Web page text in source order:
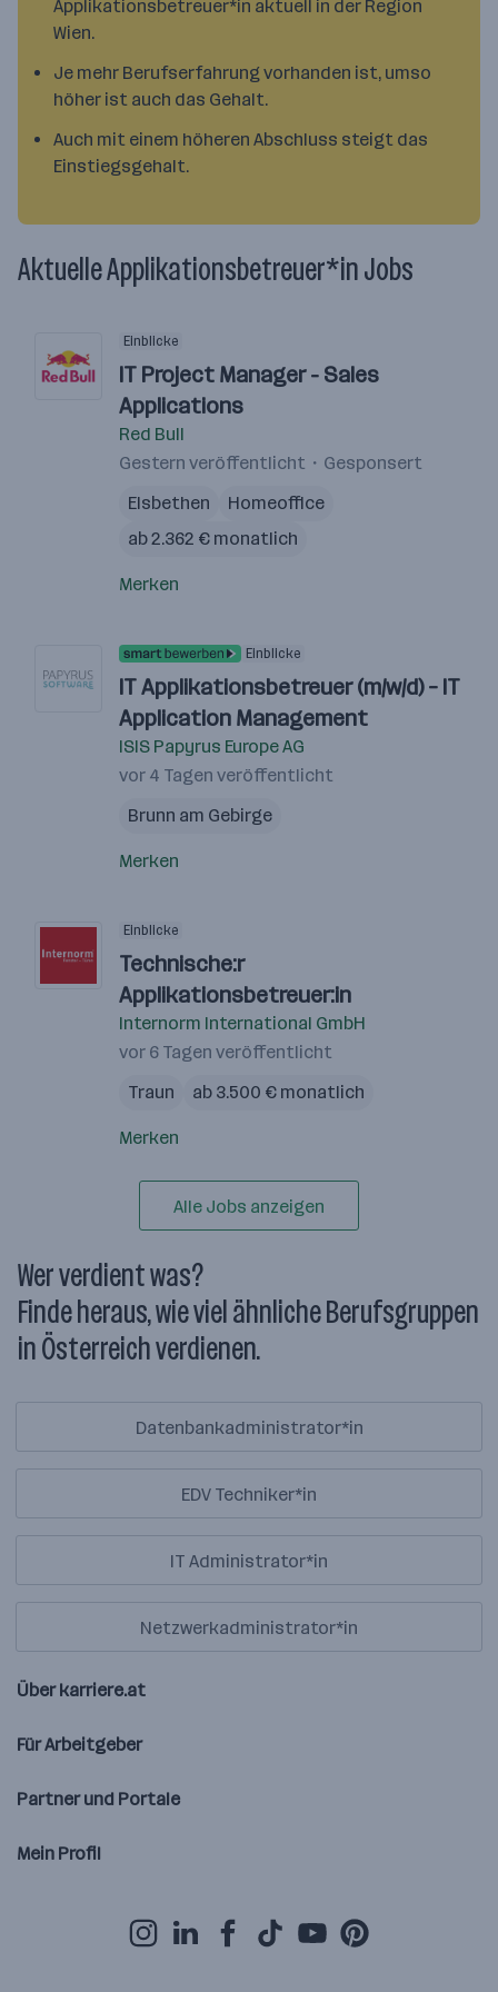
Applikationsbetreuer*in aktuell in der Region
Wien.
Je mehr Berufserfahrung vorhanden ist, umso
höher ist auch das Gehalt.
Auch mit einem höheren Abschluss steigt das
Einstiegsgehalt.
Aktuelle Applikationsbetreuer*in Jobs
Einblicke
IT Project Manager - Sales
Applications
Red Bull
Gestern veröffentlicht
Gesponsert
Elsbethen
Homeoffice
ab 2.362 € monatlich
Merken
Einblicke
IT Applikationsbetreuer (m/w/d) – IT
Application Management
ISIS Papyrus Europe AG
vor 4 Tagen veröffentlicht
Brunn am Gebirge
Merken
Einblicke
Technische:r
Applikationsbetreuer:in
Internorm International GmbH
vor 6 Tagen veröffentlicht
Traun
ab 3.500 € monatlich
Merken
Alle Jobs anzeigen
Wer verdient was?
Finde heraus, wie viel ähnliche Berufsgruppen
in Österreich verdienen.
Datenbankadministrator*in
EDV Techniker*in
IT Administrator*in
Netzwerkadministrator*in
Über karriere.at
Für Arbeitgeber
Partner und Portale
Mein Profil